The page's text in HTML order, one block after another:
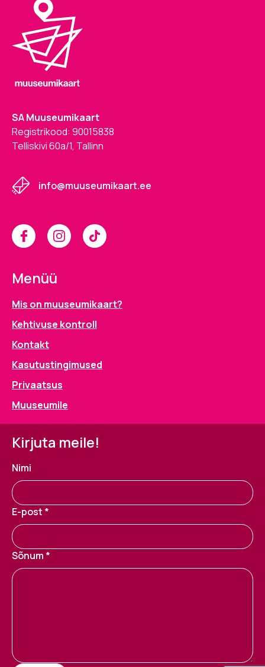
SA Muuseumikaart
Registrikood: 90015838
Telliskivi 60a/1, Tallinn
info@muuseumikaart.ee
Menüü
Mis on muuseumikaart?
Kehtivuse kontroll
Kontakt
Kasutustingimused
Privaatsus
Muuseumile
Kirjuta meile!
Nimi
E-post *
Sõnum *